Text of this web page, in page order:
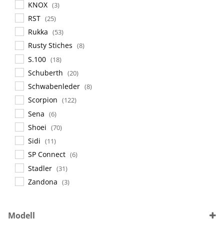
KNOX (3)
RST (25)
Rukka (53)
Rusty Stiches (8)
S.100 (18)
Schuberth (20)
Schwabenleder (8)
Scorpion (122)
Sena (6)
Shoei (70)
Sidi (11)
SP Connect (6)
Stadler (31)
Zandona (3)
Modell